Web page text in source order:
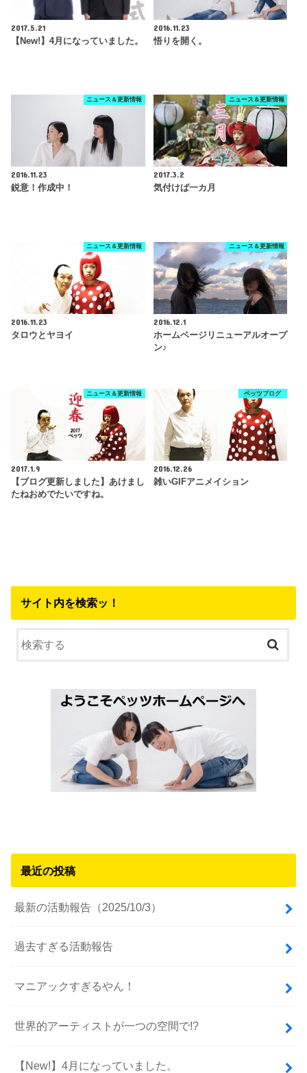
2017.5.21
【New!】4月になっていました。
2016.11.23
悟りを開く。
ニュース＆更新情報
2016.11.23
鋭意！作成中！
ニュース＆更新情報
2017.3.2
気付けば一カ月
ニュース＆更新情報
2016.11.23
タロウとヤヨイ
ニュース＆更新情報
2016.12.1
ホームページリニューアルオープ
ン♪
ニュース＆更新情報
2017.1.9
【ブログ更新しました】あけまし
たねおめでたいですね。
ペッツブログ
2016.12.26
雑いGIFアニメイション
サイト内を検索ッ！
最近の投稿
最新の活動報告（2025/10/3）
過去すぎる活動報告
マニアックすぎるやん！
世界的アーティストが一つの空間で!?
【New!】4月になっていました。